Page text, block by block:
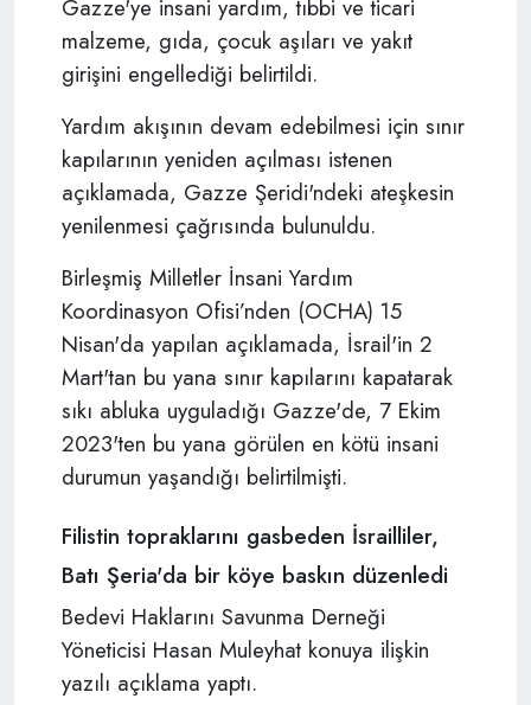
Gazze'ye insani yardım, tıbbi ve ticari
malzeme, gıda, çocuk aşıları ve yakıt
girişini engellediği belirtildi.
Yardım akışının devam edebilmesi için sınır
kapılarının yeniden açılması istenen
açıklamada, Gazze Şeridi'ndeki ateşkesin
yenilenmesi çağrısında bulunuldu.
Birleşmiş Milletler İnsani Yardım
Koordinasyon Ofisi’nden (OCHA) 15
Nisan'da yapılan açıklamada, İsrail'in 2
Mart'tan bu yana sınır kapılarını kapatarak
sıkı abluka uyguladığı Gazze'de, 7 Ekim
2023'ten bu yana görülen en kötü insani
durumun yaşandığı belirtilmişti.
Filistin topraklarını gasbeden İsrailliler,
Batı Şeria'da bir köye baskın düzenledi
Bedevi Haklarını Savunma Derneği
Yöneticisi Hasan Muleyhat konuya ilişkin
yazılı açıklama yaptı.